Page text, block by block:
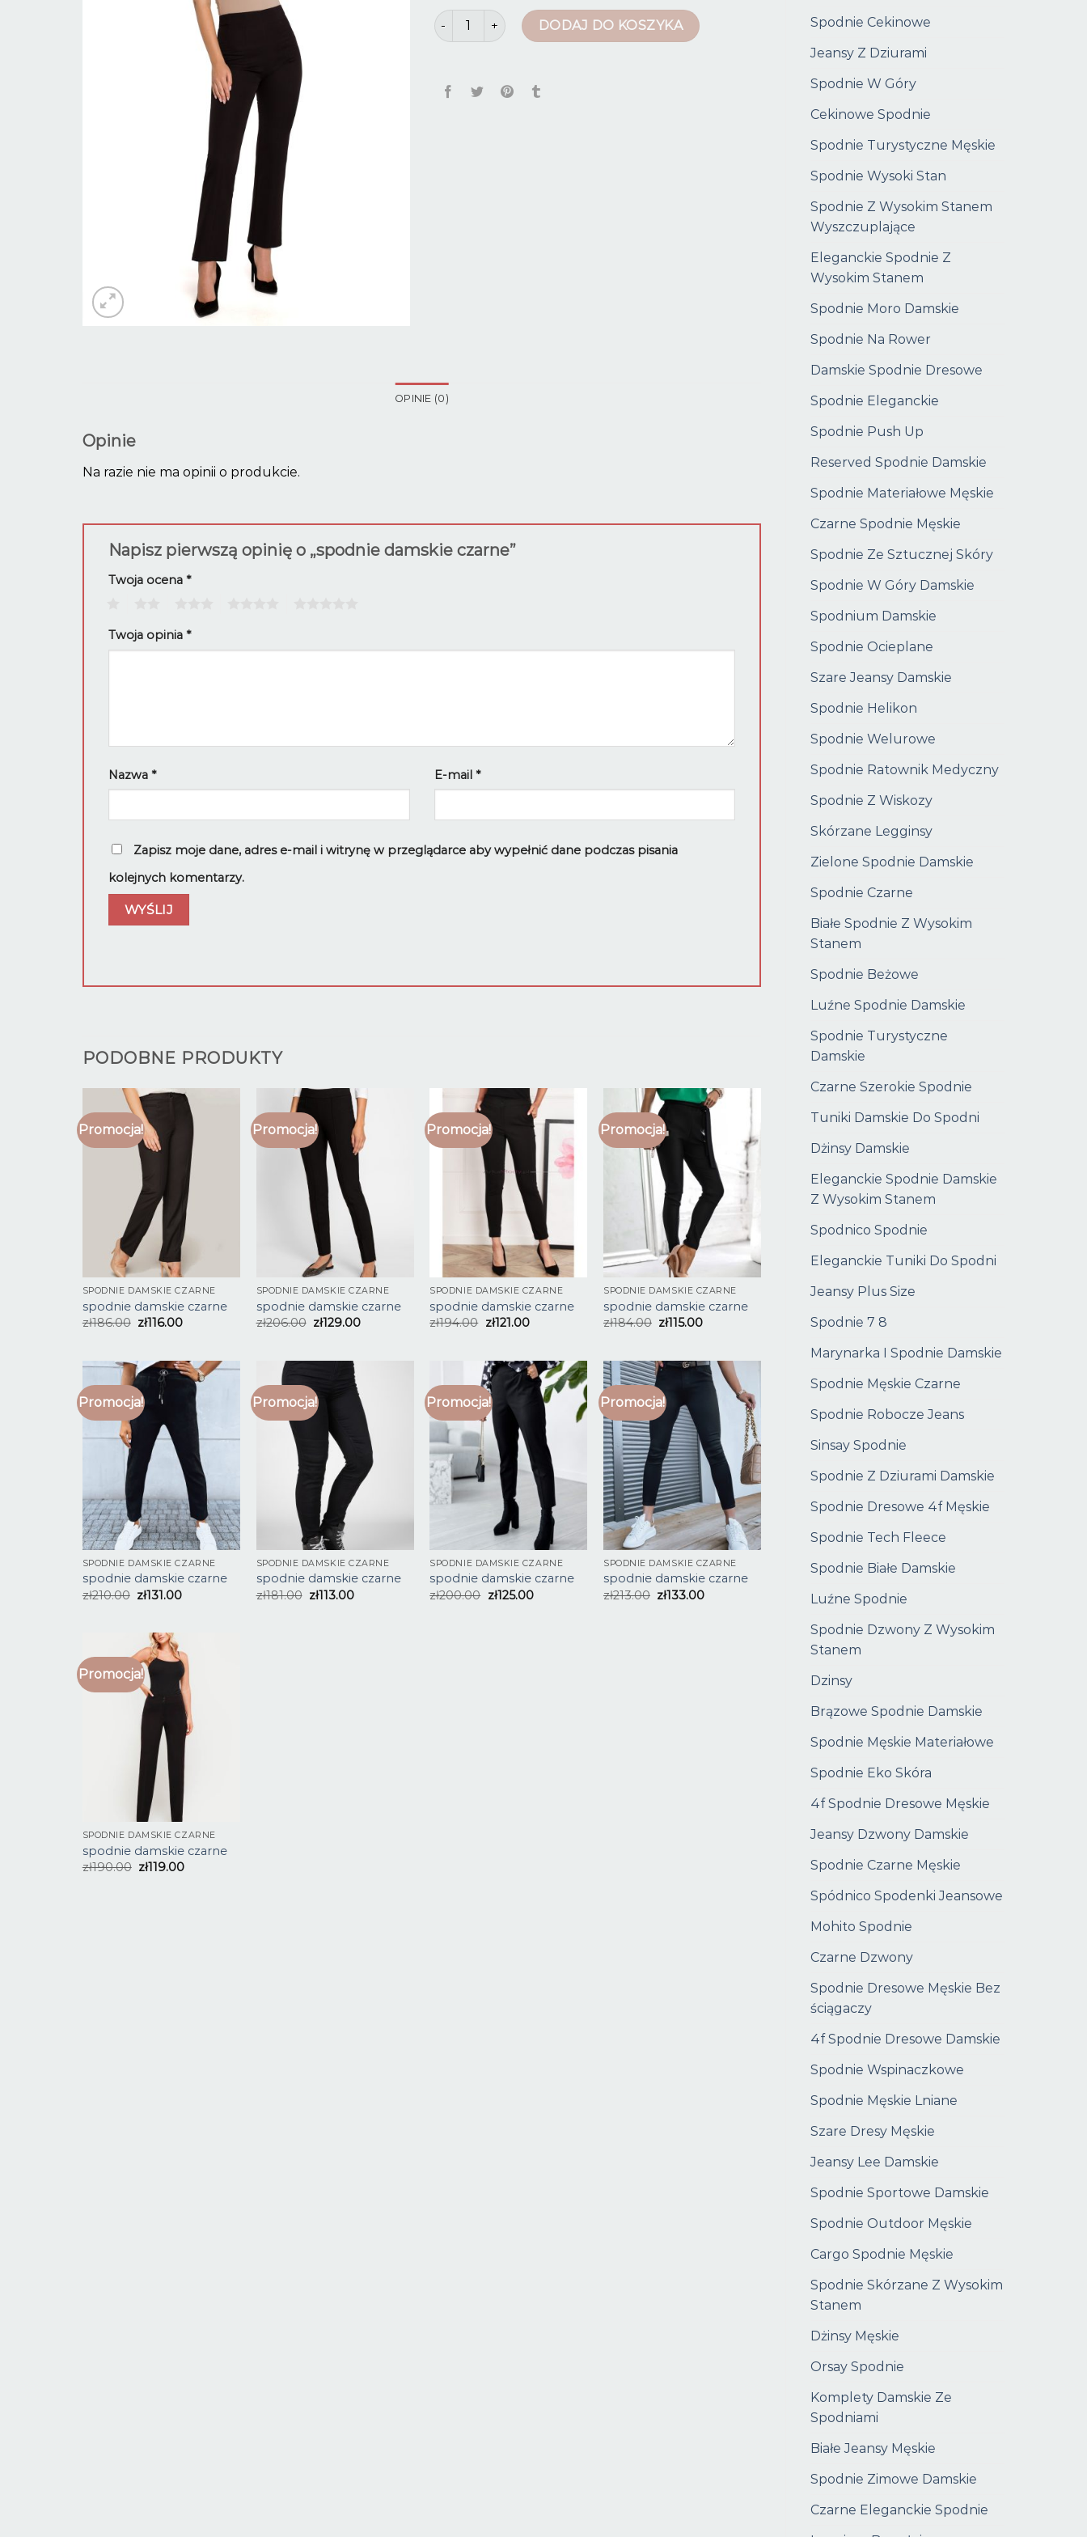
Spodnie Cekinowe
Jeansy Z Dziurami
Spodnie W Góry
Cekinowe Spodnie
Spodnie Turystyczne Męskie
Spodnie Wysoki Stan
Spodnie Z Wysokim Stanem
Wyszczuplające
Eleganckie Spodnie Z
Wysokim Stanem
Spodnie Moro Damskie
Spodnie Na Rower
Damskie Spodnie Dresowe
Spodnie Eleganckie
Spodnie Push Up
Reserved Spodnie Damskie
Spodnie Materiałowe Męskie
Czarne Spodnie Męskie
Spodnie Ze Sztucznej Skóry
Spodnie W Góry Damskie
Spodnium Damskie
Spodnie Ocieplane
Szare Jeansy Damskie
Spodnie Helikon
Spodnie Welurowe
Spodnie Ratownik Medyczny
Spodnie Z Wiskozy
Skórzane Legginsy
Zielone Spodnie Damskie
Spodnie Czarne
Białe Spodnie Z Wysokim
Stanem
Spodnie Beżowe
Luźne Spodnie Damskie
Spodnie Turystyczne
Damskie
Czarne Szerokie Spodnie
Tuniki Damskie Do Spodni
Dżinsy Damskie
Eleganckie Spodnie Damskie
Z Wysokim Stanem
Spodnico Spodnie
Eleganckie Tuniki Do Spodni
Jeansy Plus Size
Spodnie 7 8
Marynarka I Spodnie Damskie
Spodnie Męskie Czarne
Spodnie Robocze Jeans
Sinsay Spodnie
Spodnie Z Dziurami Damskie
Spodnie Dresowe 4f Męskie
Spodnie Tech Fleece
Spodnie Białe Damskie
Luźne Spodnie
Spodnie Dzwony Z Wysokim
Stanem
Dzinsy
Brązowe Spodnie Damskie
Spodnie Męskie Materiałowe
Spodnie Eko Skóra
4f Spodnie Dresowe Męskie
Jeansy Dzwony Damskie
Spodnie Czarne Męskie
Spódnico Spodenki Jeansowe
Mohito Spodnie
Czarne Dzwony
Spodnie Dresowe Męskie Bez
ściągaczy
4f Spodnie Dresowe Damskie
Spodnie Wspinaczkowe
Spodnie Męskie Lniane
Szare Dresy Męskie
Jeansy Lee Damskie
Spodnie Sportowe Damskie
Spodnie Outdoor Męskie
Cargo Spodnie Męskie
Spodnie Skórzane Z Wysokim
Stanem
Dżinsy Męskie
Orsay Spodnie
Komplety Damskie Ze
Spodniami
Białe Jeansy Męskie
Spodnie Zimowe Damskie
Czarne Eleganckie Spodnie
ilość spodnie damskie czarneDODAJ DO KOSZYKA
OPINIE (0)
Opinie
Na razie nie ma opinii o produkcie.
Napisz pierwszą opinię o „spodnie damskie czarne”
Twoja ocena *
Twoja opinia *
Nazwa * E-mail *
Zapisz moje dane, adres e-mail i witrynę w przeglądarce aby wypełnić dane podczas pisania
kolejnych komentarzy.
PODOBNE PRODUKTY
Promocja!
SPODNIE DAMSKIE CZARNE
spodnie damskie czarne
zł186.00 zł116.00
Promocja!
SPODNIE DAMSKIE CZARNE
spodnie damskie czarne
zł206.00 zł129.00
Promocja!
SPODNIE DAMSKIE CZARNE
spodnie damskie czarne
zł194.00 zł121.00
Promocja!
SPODNIE DAMSKIE CZARNE
spodnie damskie czarne
zł184.00 zł115.00
Promocja!
SPODNIE DAMSKIE CZARNE
spodnie damskie czarne
zł210.00 zł131.00
Promocja!
SPODNIE DAMSKIE CZARNE
spodnie damskie czarne
zł181.00 zł113.00
Promocja!
SPODNIE DAMSKIE CZARNE
spodnie damskie czarne
zł200.00 zł125.00
Promocja!
SPODNIE DAMSKIE CZARNE
spodnie damskie czarne
zł213.00 zł133.00
Promocja!
SPODNIE DAMSKIE CZARNE
spodnie damskie czarne
zł190.00 zł119.00